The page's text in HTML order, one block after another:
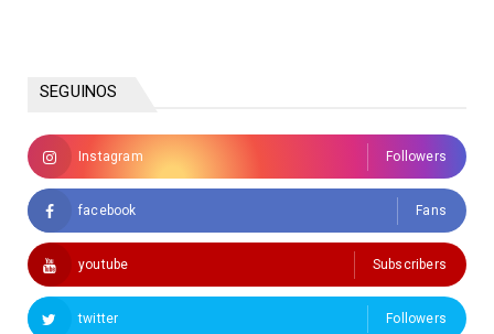
SEGUINOS
Instagram Followers
facebook Fans
youtube Subscribers
twitter Followers